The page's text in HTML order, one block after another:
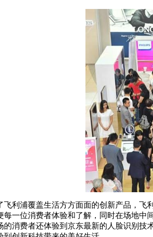
利浦覆盖生活方方面面的创新产品，
每一位消费者体验和了解，同时在场地
的消费者还体验到京东最新的人脸识别